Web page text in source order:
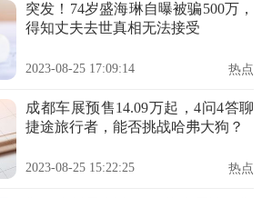
突发！74岁盛海琳自曝被骗500万，
得知丈夫去世真相无法接受
2023-08-25 17:09:14 热点
成都车展预售14.09万起，4问4答聊
捷途旅行者，能否挑战哈弗大狗？
2023-08-25 15:22:25 热点